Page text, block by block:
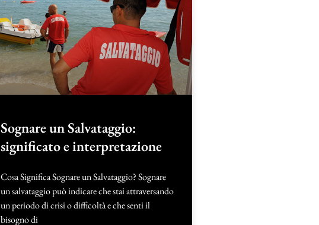
Sognare un Salvataggio:
significato e interpretazione
Cosa Significa Sognare un Salvataggio? Sognare
un salvataggio può indicare che stai attraversando
un periodo di crisi o difficoltà e che senti il
bisogno di